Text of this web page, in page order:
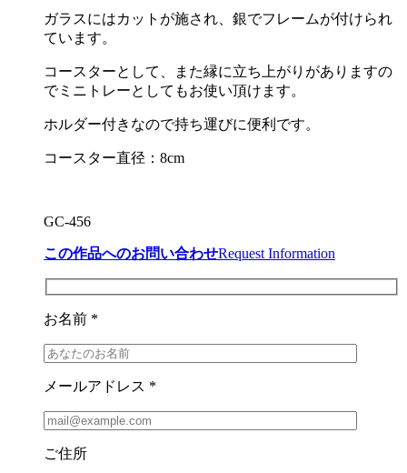
ガラスにはカットが施され、銀でフレームが付けられ
ています。
コースターとして、また縁に立ち上がりがありますの
でミニトレーとしてもお使い頂けます。
ホルダー付きなので持ち運びに便利です。
コースター直径：8cm
GC-456
この作品へのお問い合わせRequest Information
お名前 *
メールアドレス *
ご住所